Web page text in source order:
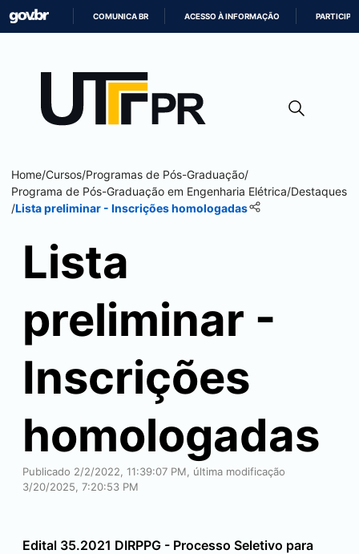
CONTEÚDO
COMUNICA BR ACESSO À INFORMAÇÃO PARTICIPE
Home/Cursos/Programas de Pós-Graduação/
Programa de Pós-Graduação em Engenharia Elétrica/Destaques
/Lista preliminar - Inscrições homologadas
Lista
preliminar -
Inscrições
homologadas
Publicado 2/2/2022, 11:39:07 PM, última modificação
3/20/2025, 7:20:53 PM
Edital 35.2021 DIRPPG - Processo Seletivo para